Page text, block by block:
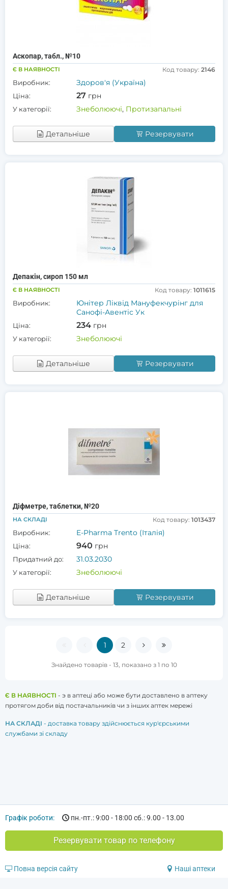
Аскопар, табл., №10
Є В НАЯВНОСТІ Код товару: 2146
Виробник: Здоров'я (Україна)
Ціна: 27 грн
У категорії: Знеболюючі, Протизапальні
Детальніше Резервувати
Депакін, сироп 150 мл
Є В НАЯВНОСТІ Код товару: 1011615
Виробник:
Юнітер Ліквід Мануфекчурінг для
Санофі-Авентіс Ук
Ціна: 234 грн
У категорії: Знеболюючі
Детальніше Резервувати
Діфметре, таблетки, №20
НА СКЛАДІ Код товару: 1013437
Виробник: E-Pharma Trento (Італія)
Ціна: 940 грн
Придатний до: 31.03.2030
У категорії: Знеболюючі
Детальніше Резервувати
1 2
Знайдено товарів - 13, показано з 1 по 10
Є В НАЯВНОСТІ - э в аптеці або може бути доставлено в аптеку
протягом доби від постачальників чи з інших аптек мережі
НА СКЛАДІ - доставка товару здійснюється кур'єрськими
службами зі складу
Графік роботи: пн.-пт.: 9:00 - 18:00 сб.: 9.00 - 13.00
Резервувати товар по телефону
Повна версія сайту Наші аптеки